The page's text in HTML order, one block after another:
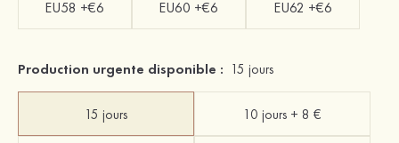
EU58 +€6 EU60 +€6 EU62 +€6
Production urgente disponible : 15 jours
15 jours 10 jours + 8 €